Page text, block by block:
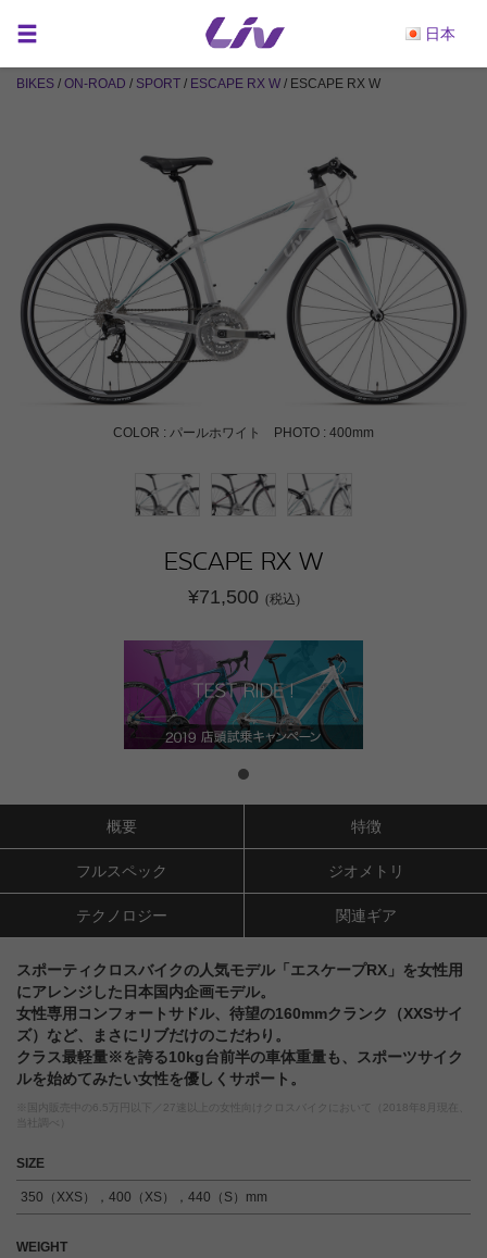
日本
BIKES / ON-ROAD / SPORT / ESCAPE RX W / ESCAPE RX W
COLOR : パールホワイト PHOTO : 400mm
ESCAPE RX W
¥71,500 (税込)
概要 特徴
フルスペック ジオメトリ
テクノロジー 関連ギア
スポーティクロスバイクの人気モデル「エスケープRX」を女性用
にアレンジした日本国内企画モデル。
女性専用コンフォートサドル、待望の160mmクランク（XXSサイ
ズ）など、まさにリブだけのこだわり。
クラス最軽量※を誇る10kg台前半の車体重量も、スポーツサイク
ルを始めてみたい女性を優しくサポート。
※国内販売中の6.5万円以下／27速以上の女性向けクロスバイクにおいて（2018年8月現在、
SIZE
350（XXS），400（XS），440（S）mm
WEIGHT